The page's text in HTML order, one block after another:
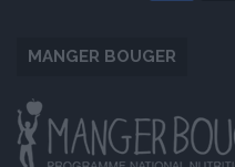
MANGER BOUGER